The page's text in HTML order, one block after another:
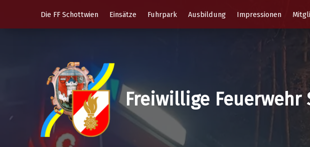
Die FF Schottwien
Einsätze Fuhrpark Ausbildung Impressionen
Freiwillige Feuerwehr